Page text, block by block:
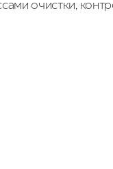
очистки,